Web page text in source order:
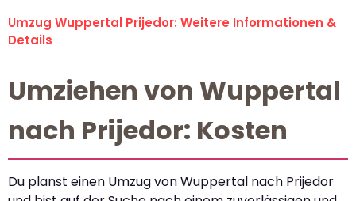
Umzug Wuppertal Prijedor: Weitere Informationen &
Details
Umziehen von Wuppertal
nach Prijedor: Kosten
Du planst einen Umzug von Wuppertal nach Prijedor